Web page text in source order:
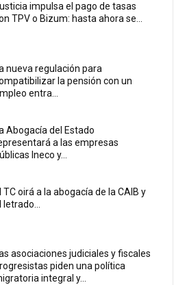
impulsa el pago de tasas
TPV o Bizum: hasta ahora se...
nueva regulación para
la pensión con un
entra...
Abogacía del Estado
a las empresas
Ineco y...
TC oirá a la abogacía de la CAIB y
letrado...
asociaciones judiciales y fiscales
piden una política
integral y...